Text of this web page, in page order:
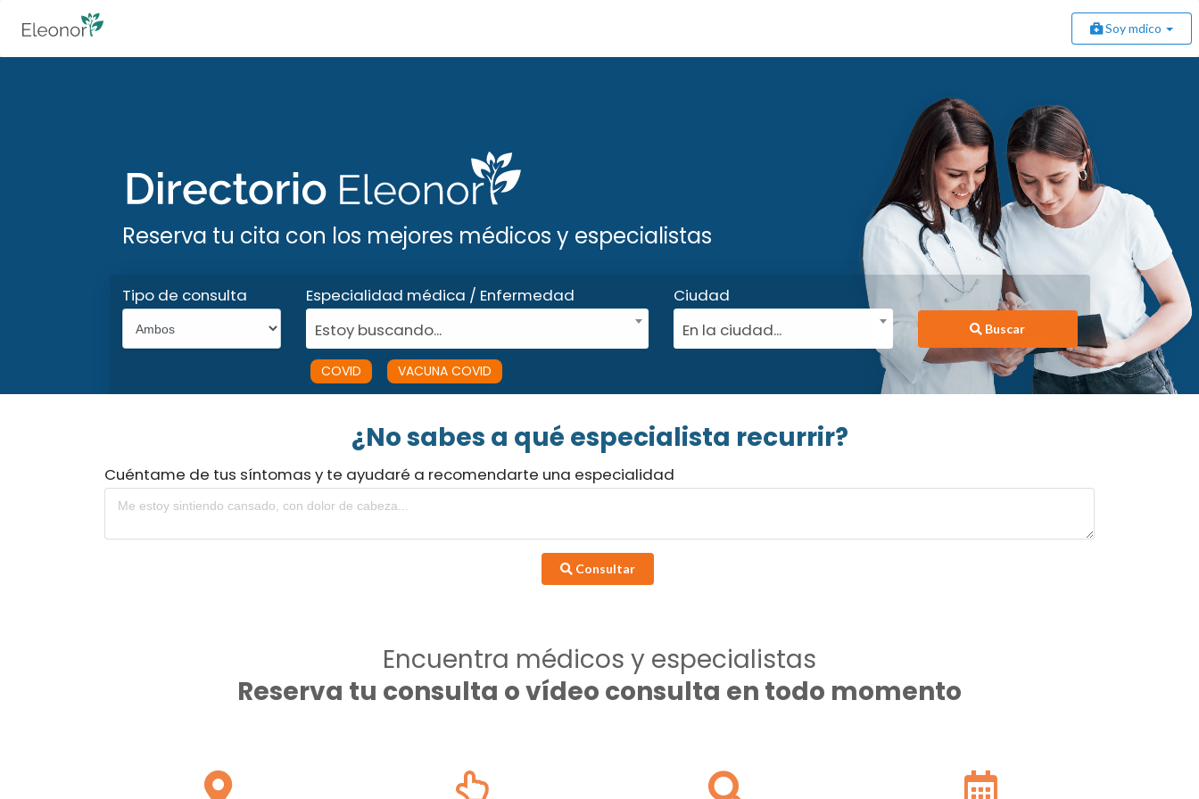
Soy mdico
Reserva tu cita con los mejores médicos y especialistas
Tipo de consulta
Especialidad médica / Enfermedad
Estoy buscando...
COVID VACUNA COVID
Ciudad
En la ciudad...
Buscar
¿No sabes a qué especialista recurrir?
Cuéntame de tus síntomas y te ayudaré a recomendarte una especialidad
Consultar
Encuentra médicos y especialistas
Reserva tu consulta o vídeo consulta en todo momento